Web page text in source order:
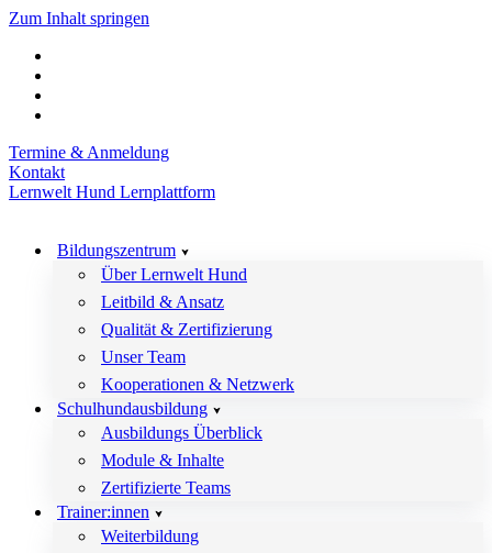
Zum Inhalt springen
Termine & Anmeldung
Kontakt
Lernwelt Hund Lernplattform
Bildungszentrum
Über Lernwelt Hund
Leitbild & Ansatz
Qualität & Zertifizierung
Unser Team
Kooperationen & Netzwerk
Schulhundausbildung
Ausbildungs Überblick
Module & Inhalte
Zertifizierte Teams
Trainer:innen
Weiterbildung